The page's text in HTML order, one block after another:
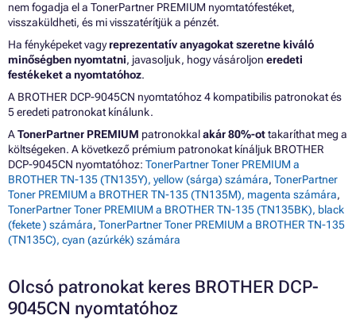
nem fogadja el a TonerPartner PREMIUM nyomtatófestéket,
visszaküldheti, és mi visszatérítjük a pénzét.
Ha fényképeket vagyreprezentatív anyagokat szeretne kiváló
minőségben nyomtatni, javasoljuk, hogy vásároljon eredeti
festékeket a nyomtatóhoz.
A BROTHER DCP-9045CN nyomtatóhoz 4 kompatibilis patronokat és
5 eredeti patronokat kínálunk.
ATonerPartner PREMIUM patronokkalakár 80%-ottakaríthat meg a
költségeken. A következő prémium patronokat kínáljuk BROTHER
DCP-9045CN nyomtatóhoz: TonerPartner Toner PREMIUM a
BROTHER TN-135 (TN135Y), yellow (sárga) számára, TonerPartner
Toner PREMIUM a BROTHER TN-135 (TN135M), magenta számára,
TonerPartner Toner PREMIUM a BROTHER TN-135 (TN135BK), black
(fekete ) számára, TonerPartner Toner PREMIUM a BROTHER TN-135
(TN135C), cyan (azúrkék) számára
Olcsó patronokat keres BROTHER DCP-
9045CN nyomtatóhoz